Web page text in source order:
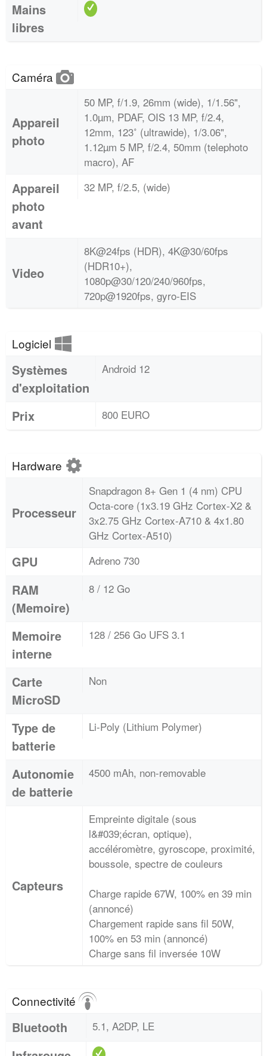
Mains
libres
Caméra
Appareil
photo
50 MP, f/1.9, 26mm (wide), 1/1.56",
1.0µm, PDAF, OIS 13 MP, f/2.4,
12mm, 123˚ (ultrawide), 1/3.06",
1.12µm 5 MP, f/2.4, 50mm (telephoto
macro), AF
Appareil
photo
avant
32 MP, f/2.5, (wide)
Video
8K@24fps (HDR), 4K@30/60fps
(HDR10+),
1080p@30/120/240/960fps,
720p@1920fps, gyro-EIS
Logiciel
Systèmes
d'exploitation
Android 12
Prix 800 EURO
Hardware
Processeur
Snapdragon 8+ Gen 1 (4 nm) CPU
Octa-core (1x3.19 GHz Cortex-X2 &
3x2.75 GHz Cortex-A710 & 4x1.80
GHz Cortex-A510)
GPU Adreno 730
RAM
(Memoire)
8 / 12 Go
Memoire
interne
128 / 256 Go UFS 3.1
Carte
MicroSD
Non
Type de
batterie
Li-Poly (Lithium Polymer)
Autonomie
de batterie
4500 mAh, non-removable
Capteurs
Empreinte digitale (sous
l&#039;écran, optique),
accéléromètre, gyroscope, proximité,
boussole, spectre de couleurs
Charge rapide 67W, 100% en 39 min
(annoncé)
Chargement rapide sans fil 50W,
100% en 53 min (annoncé)
Charge sans fil inversée 10W
Connectivité
Bluetooth 5.1, A2DP, LE